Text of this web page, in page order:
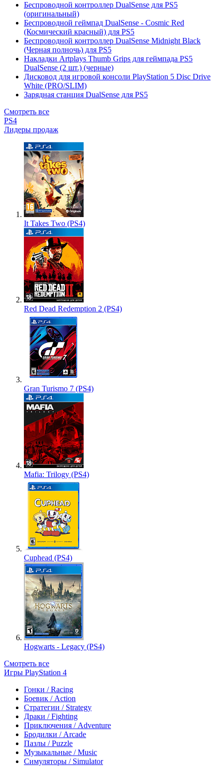
Беспроводной контроллер DualSense для PS5
(оригинальный)
Беспроводной геймпад DualSense - Cosmic Red
(Космический красный) для PS5
Беспроводной контроллер DualSense Midnight Black
(Черная полночь) для PS5
Накладки Artplays Thumb Grips для геймпада PS5
DualSense (2 шт.) (черные)
Дисковод для игровой консоли PlayStation 5 Disc Drive
White (PRO/SLIM)
Зарядная станция DualSense для PS5
Смотреть все
PS4
Лидеры продаж
It Takes Two (PS4)
Red Dead Redemption 2 (PS4)
Gran Turismo 7 (PS4)
Mafia: Trilogy (PS4)
Cuphead (PS4)
Hogwarts - Legacy (PS4)
Смотреть все
Игры PlayStation 4
Гонки / Racing
Боевик / Action
Стратегии / Strategy
Драки / Fighting
Приключения / Adventure
Бродилки / Arcade
Пазлы / Puzzle
Музыкальные / Music
Симуляторы / Simulator